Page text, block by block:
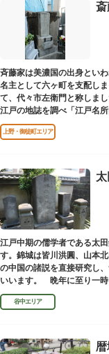
斎
斉藤家は美濃国の出身とい
名主として六ヶ町を支配し
て、代々市左衛門と称しま
江戸の地誌を調べ「江戸名
は法善寺（ほうぜんじ）にあ
上野・御徒町エリア
江戸中期の儒学者である太
す。錦城は皆川洪圓、山本
の中国の諸説を直接研究し
いいます。 晩年に至り一時
田家に賓使としてまぬかれ
谷中エリア